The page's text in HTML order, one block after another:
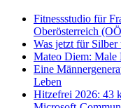
Fitnessstudio für
Oberösterreich
Was jetzt für
Mateo Diem: Male
Eine
Leben
Hitzefrei 2026: 43